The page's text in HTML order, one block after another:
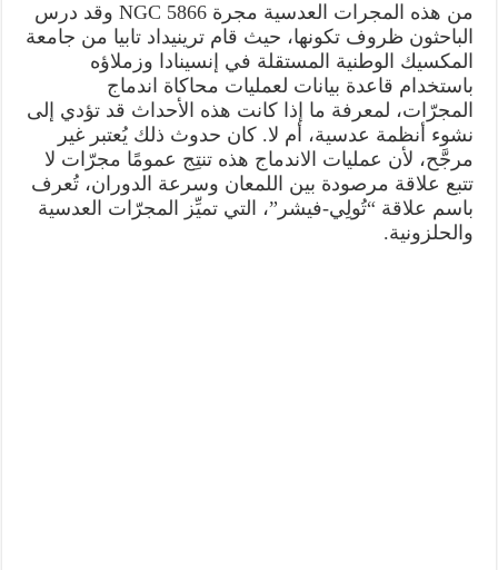
من هذه المجرات العدسية مجرة NGC 5866 وقد درس
الباحثون ظروف تكونها، حيث قام ترينيداد تابيا من جامعة
المكسيك الوطنية المستقلة في إنسينادا وزملاؤه
باستخدام قاعدة بيانات لعمليات محاكاة اندماج
المجرّات، لمعرفة ما إذا كانت هذه الأحداث قد تؤدي إلى
نشوء أنظمة عدسية، أم لا. كان حدوث ذلك يُعتبر غير
مرجَّح، لأن عمليات الاندماج هذه تنتِج عمومًا مجرّات لا
تتبع علاقة مرصودة بين اللمعان وسرعة الدوران، تُعرف
باسم علاقة “تُولِي-فيشر”، التي تميِّز المجرّات العدسية
والحلزونية.